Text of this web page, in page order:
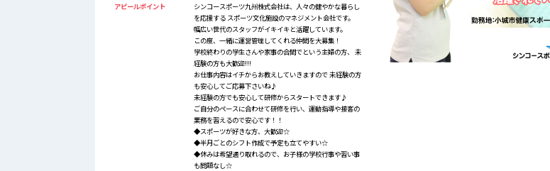
アピールポイント
シンコースポーツ九州株式会社は、人々の健やかな暮らし
を応援する スポーツ文化施設のマネジメント会社です。
幅広い世代のスタッフがイキイキと活躍しています。
この度、一緒に運営管理してくれる仲間を大募集！
学校終わりの学生さんや家事の合間でという主婦の方、 未
経験の方も大歓迎!!!
お仕事内容はイチからお教えしていきますので 未経験の方
も安心してご応募下さいね♪
未経験の方でも安心して研修からスタートできます♪
ご自分のペースに合わせて研修を行い、運動指導や接客の
業務を習えるので安心です！！
◆スポーツが好きな方、大歓迎☆
◆半月ごとのシフト作成で予定も立てやすい☆
◆休みは希望通り取れるので、お子様の学校行事や習い事
も問題なし☆